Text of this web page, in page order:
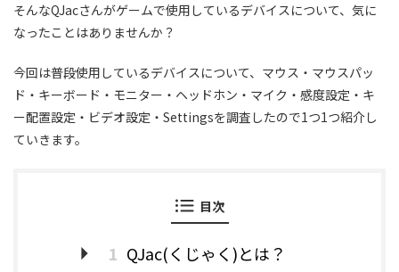
そんなQJacさんがゲームで使用しているデバイスについて、気に
なったことはありませんか？
今回は普段使用しているデバイスについて、マウス・マウスパッ
ド・キーボード・モニター・ヘッドホン・マイク・感度設定・キ
ー配置設定・ビデオ設定・Settingsを調査したので1つ1つ紹介し
ていきます。
目次
1 QJac(くじゃく)とは？